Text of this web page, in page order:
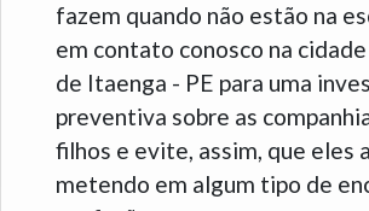
fazem quando não estão na
em contato conosco na
de Itaenga - PE para uma
preventiva sobre as
filhos e evite, assim, que eles
metendo em algum tipo de